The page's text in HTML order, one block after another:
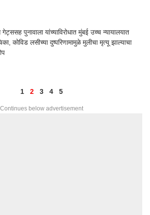
गेट्ससह पुनावाला यांच्याविरोधात मुंबई उच्च न्यायालयात
कोविड लसीच्या दुष्परिणामामुळे मुलीचा मृत्यू झाल्याचा
1 2 3 4 5
Continues below advertisement